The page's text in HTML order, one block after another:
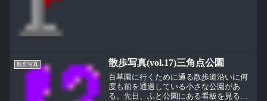
散歩写真 散歩写真(vol.17)三角点公園
百草園に行くために通る散歩道沿いに何
度も前を通過している小さな公園があ
る。先日、ふと公園にある看板を見ると